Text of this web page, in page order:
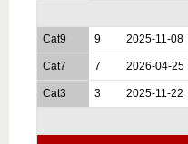
Cat9 9 2025-11-08
Cat7 7 2026-04-25
Cat3 3 2025-11-22